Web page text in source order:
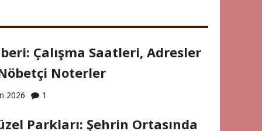
Çalışma Saatleri, Adresler
Noterler
2026 1
Parkları: Şehrin Ortasında